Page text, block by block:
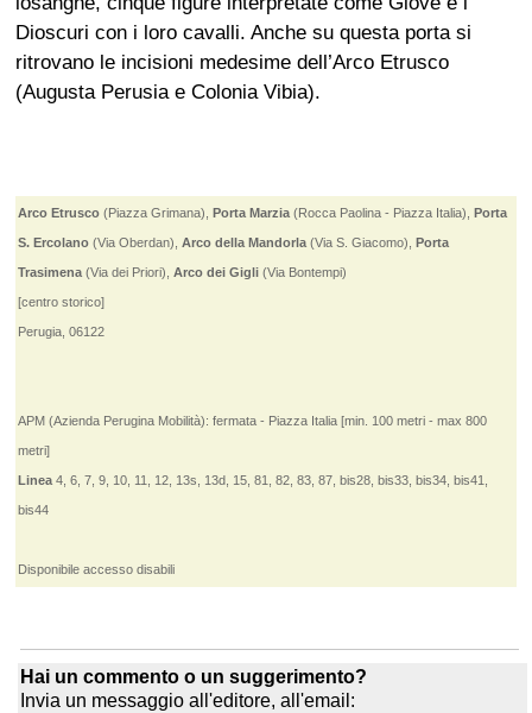
Dioscuri con i loro cavalli. Anche su questa porta si
ritrovano le incisioni medesime dell’Arco Etrusco
(Augusta Perusia e Colonia Vibia).
Arco Etrusco (Piazza Grimana),Porta Marzia (Rocca Paolina - Piazza Italia),Porta
S. Ercolano (Via Oberdan),Arco della Mandorla (Via S. Giacomo),Porta
Trasimena (Via dei Priori),Arco dei Gigli (Via Bontempi)
[centro storico]
Perugia, 06122
APM (Azienda Perugina Mobilità): fermata - Piazza Italia [min. 100 metri - max 800
metri]
Linea 4, 6, 7, 9, 10, 11, 12, 13s, 13d, 15, 81, 82, 83, 87, bis28, bis33, bis34, bis41,
bis44
Disponibile accesso disabili
Hai un commento o un suggerimento?
Invia un messaggio all'editore, all'email: